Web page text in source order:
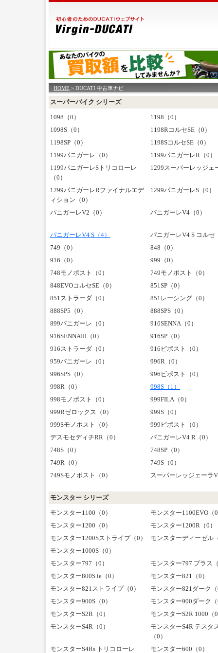
HOME > DUCATI 中古車ナビ
スーパーバイク シリーズ
1098（0）
1198（0）
1098S（0）
1198RコルセSE（0）
1198SP（0）
1198SコルセSE（0）
1199パニガーレ（0）
1199パニガーレR（0）
1199パニガーレSトリコローレ
（0）
1299スーパーレッジェ
1299パニガーレRファイナルエデ
ィション（0）
1299パニガーレS（0）
パニガーレV2（0） パニガーレV4（0）
パニガーレV4 S（4）
パニガーレV4 S コルセ
749（0）
848（0）
916（0）
999（0）
748モノポスト（0）
749モノポスト（0）
848EVOコルセSE（0）
851SP（0）
851ストラーダ（0）
851レーシング（0）
888SP5（0）
888SPS（0）
899パニガーレ（0）
916SENNA（0）
916SENNAIII（0）
916SP（0）
916ストラーダ（0）
916ビポスト（0）
959パニガーレ（0）
996R（0）
996SPS（0）
996ビポスト（0）
998R（0）
998S（1）
998モノポスト（0）
999FILA（0）
999Rゼロックス（0）
999S（0）
999Sモノポスト（0）
999ビポスト（0）
デスモセディチRR（0）
パニガーレV4 R（0）
748S（0）
748SP（0）
749R（0）
749S（0）
749Sモノポスト（0）
スーパーレッジェーラ
モンスター シリーズ
モンスター1100（0）
モンスター1100EVO（
モンスター1200（0）
モンスター1200R（0）
モンスター1200Sストライプ（0）
モンスターディーゼル
モンスター1000S（0）
モンスター797（0）
モンスター797 プラス
モンスター800S ie（0）
モンスター821（0）
モンスター821ストライプ（0）
モンスター821ダーク
モンスター900S（0）
モンスター900ダーク
モンスターS2R（0）
モンスターS2R 1000（
モンスターS4R（0）
モンスターS4R テスタ
（0）
モンスターS4Rs トリコローレ
モンスター600（0）